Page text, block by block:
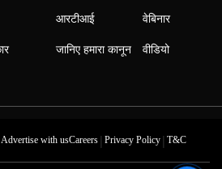
आरटीआई
जानिए हमारा कानून
वेबिनार
वीडियो
Advertise with usCareers| Privacy Policy| T&C